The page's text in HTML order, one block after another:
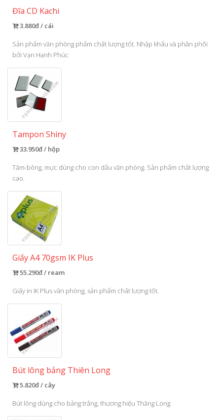
Đĩa CD Kachi
3.880đ / cái
Sản phẩm văn phòng phẩm chất lượng tốt. Nhập khẩu và phân phối
bởi Vạn Hạnh Phúc
Tampon Shiny
33.950đ / hộp
Tăm-bông, mực dùng cho con dấu văn phòng. Sản phẩm chất lượng
cao.
Giấy A4 70gsm IK Plus
55.290đ / ream
Giấy in IK Plus văn phòng, sản phẩm chất lượng tốt.
Bút lông bảng Thiên Long
5.820đ / cây
Bút lông dùng cho bảng trắng, thương hiệu Thăng Long